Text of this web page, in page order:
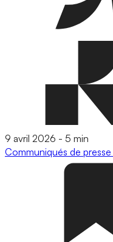
9 avril 2026 - 5 min
Communiqués de presse